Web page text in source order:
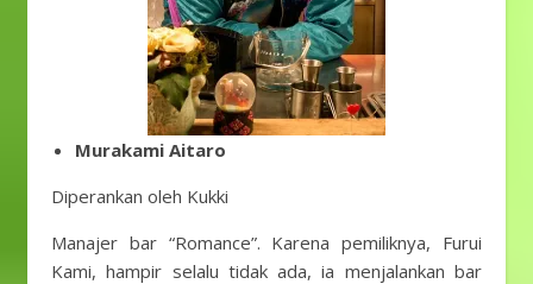
Murakami Aitaro
Diperankan oleh Kukki
Manajer bar “Romance”. Karena pemiliknya, Furui
Kami, hampir selalu tidak ada, ia menjalankan bar